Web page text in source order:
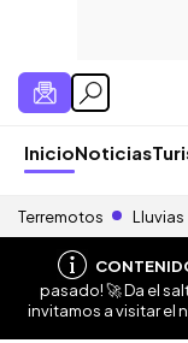
InicioNoticias
Terremotos Lluvias
pasado! 🚀 Da el
invitamos a visitar el